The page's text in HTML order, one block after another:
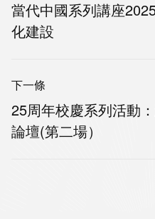
當代中國系列講座
化建設
下一條
25周年校慶系列活動
論壇(第二場）